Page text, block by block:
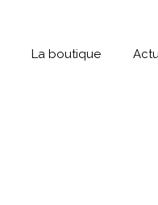
La boutique